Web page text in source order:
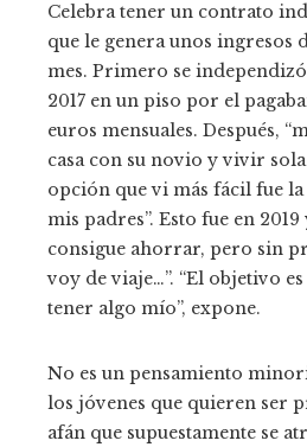
Celebra tener un contrato
que le genera unos ingresos
mes. Primero se
2017 en un piso por el
euros mensuales. Después,
casa con su novio y vivir
opción que vi más fácil fue la
mis padres”. Esto fue en
consigue ahorrar, pero sin
voy de viaje…”. “El objetivo
tener algo mío”, expone.
No es un pensamiento
los jóvenes que quieren ser
afán que supuestamente se